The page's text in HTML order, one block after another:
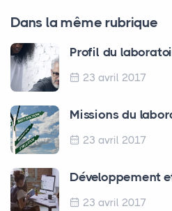
Dans la même rubrique
Profil du
23 avril 2017
Missions du
23 avril 2017
Développement
23 avril 2017